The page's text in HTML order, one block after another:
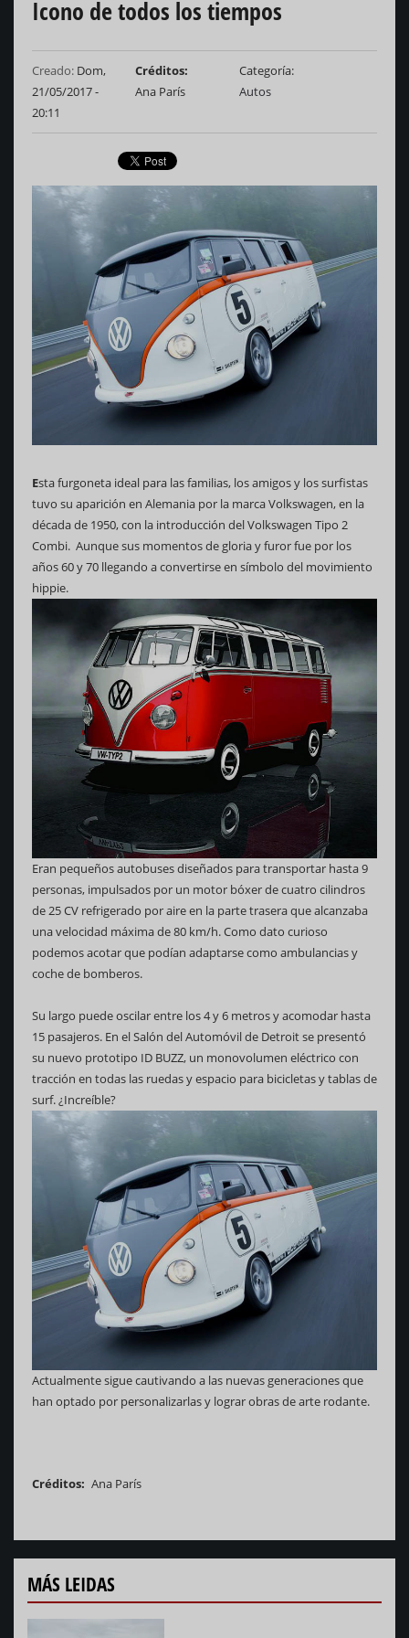
Icono de todos los tiempos
Creado: Dom,
21/05/2017 -
20:11
Créditos
Ana París
Categoría
Autos
Esta furgoneta ideal para las familias, los amigos y los surfistas
tuvo su aparición en Alemania por la marca Volkswagen, en la
década de 1950, con la introducción del Volkswagen Tipo 2
Combi. Aunque sus momentos de gloria y furor fue por los
años 60 y 70 llegando a convertirse en símbolo del movimiento
hippie.
Eran pequeños autobuses diseñados para transportar hasta 9
personas, impulsados por un motor bóxer de cuatro cilindros
de 25 CV refrigerado por aire en la parte trasera que alcanzaba
una velocidad máxima de 80 km/h. Como dato curioso
podemos acotar que podían adaptarse como ambulancias y
coche de bomberos.
Su largo puede oscilar entre los 4 y 6 metros y acomodar hasta
15 pasajeros. En el Salón del Automóvil de Detroit se presentó
su nuevo prototipo ID BUZZ, un monovolumen eléctrico con
tracción en todas las ruedas y espacio para bicicletas y tablas de
surf. ¿Increíble?
Actualmente sigue cautivando a las nuevas generaciones que
han optado por personalizarlas y lograr obras de arte rodante.
Créditos Ana París
MÁS LEIDAS